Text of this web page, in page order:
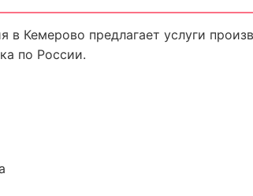
в Кемерово предлагает услуги
по России.